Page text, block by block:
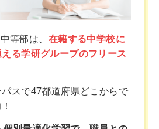
等部は、 在籍する中学校に
る学研グループのフリース
スで47都道府県どこからで